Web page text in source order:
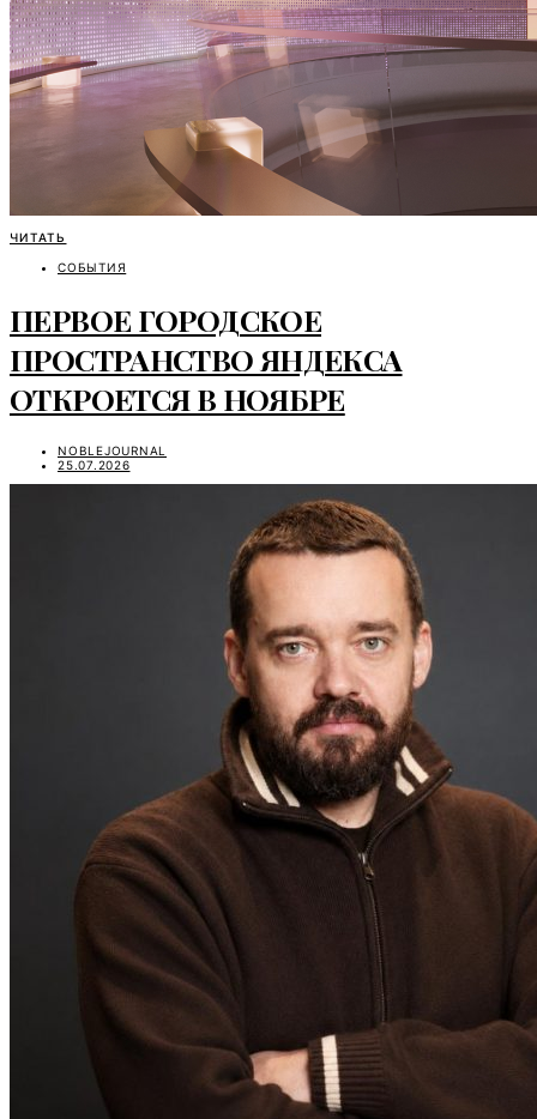
ЧИТАТЬ
СОБЫТИЯ
ПЕРВОЕ ГОРОДСКОЕ
ПРОСТРАНСТВО ЯНДЕКСА
ОТКРОЕТСЯ В НОЯБРЕ
NOBLEJOURNAL
25.07.2026